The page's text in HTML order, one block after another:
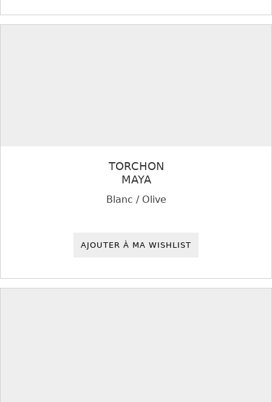
TORCHON
MAYA
Blanc / Olive
AJOUTER À MA WISHLIST